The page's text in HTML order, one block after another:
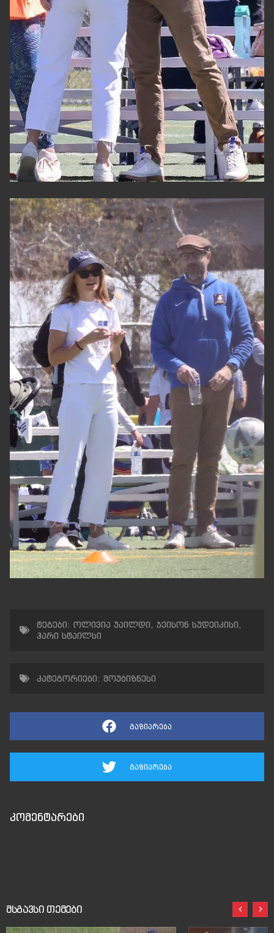
ტეგები: ოლივია უაილდი, ჯეისონ სუდეიკისი,
ჰარი სტაილსი
კატეგორიები: შოუბიზნესი
გაზიარება
გაზიარება
კომენტარები
მსგავსი თემები